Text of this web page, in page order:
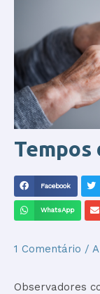
Tempos
Facebook
WhatsApp
1 Comentário /
Observadores